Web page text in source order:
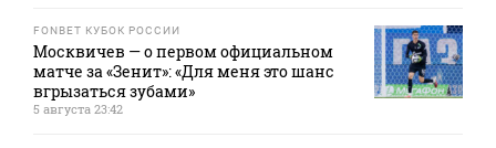
FONBET КУБОК РОССИИ
Москвичев — о первом официальном
матче за «Зенит»: «Для меня это шанс
вгрызаться зубами»
5 августа 23:42